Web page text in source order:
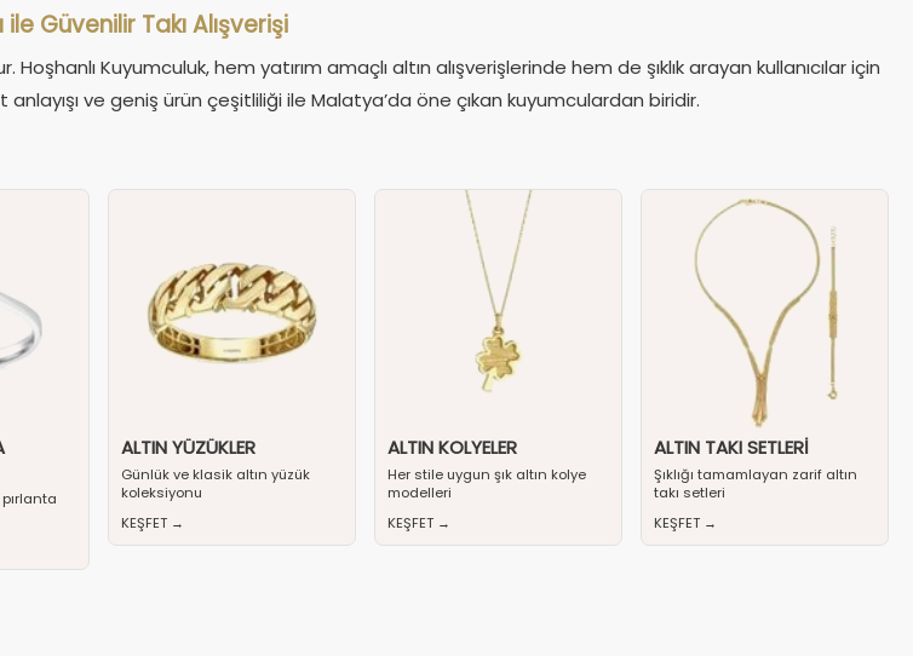
ile Güvenilir Takı Alışverişi
Kuyumculuk, hem yatırım amaçlı altın alışverişlerinde hem de şıklık arayan kullanıcılar için
ve geniş ürün çeşitliliği ile Malatya’da öne çıkan kuyumculardan biridir.
ALTIN YÜZÜKLER
Günlük ve klasik altın yüzük
koleksiyonu
KEŞFET →
ALTIN KOLYELER
Her stile uygun şık altın kolye
modelleri
KEŞFET →
ALTIN TAKI SETLERI
Şıklığı tamamlayan zarif altın
takı setleri
KEŞFET →